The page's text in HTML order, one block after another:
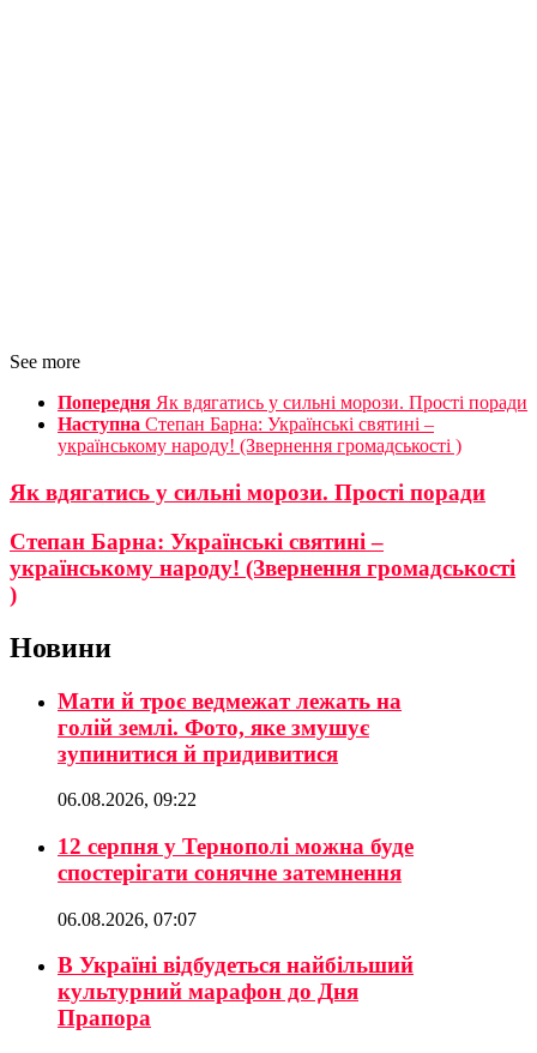
See more
Попередня Як вдягатись у сильні морози. Прості поради
Наступна Степан Барна: Українські святині –
українському народу! (Звернення громадськості )
Як вдягатись у сильні морози. Прості поради
Степан Барна: Українські святині –
українському народу! (Звернення громадськості
)
Новини
Мати й троє ведмежат лежать на
голій землі. Фото, яке змушує
зупинитися й придивитися
06.08.2026, 09:22
12 серпня у Тернополі можна буде
спостерігати сонячне затемнення
06.08.2026, 07:07
В Україні відбудеться найбільший
культурний марафон до Дня
Прапора